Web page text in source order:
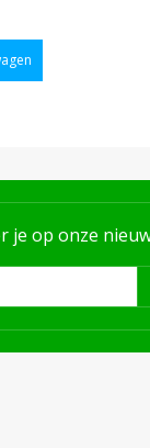
je op onze